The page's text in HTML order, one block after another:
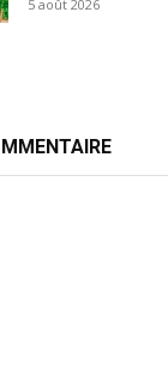
5 août 2026